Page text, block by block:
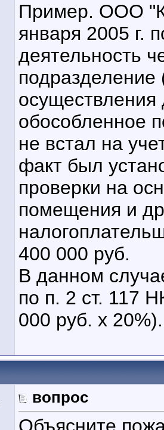
Пример. ООО
января 2005 г.
деятельность
подразделение
осуществления
обособленное
не встал на
факт был
проверки на
помещения и
400 000 руб.
В данном
по п. 2 ст. 117
000 руб. х 20%).
вопрос